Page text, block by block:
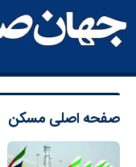
صفحه اصلی مسکن